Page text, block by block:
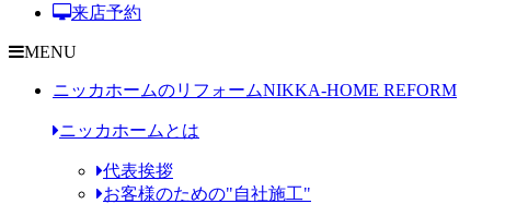
来店予約
MENU
ニッカホームのリフォームNIKKA-HOME REFORM
ニッカホームとは
代表挨拶
お客様のための"自社施工"